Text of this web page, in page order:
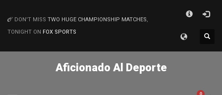
MATCHES
DON'T MISS TWO HUGE CHAMPIONSHIP MATCHES,
TONIGHT ON FOX SPORTS
Aficionado Al Deporte